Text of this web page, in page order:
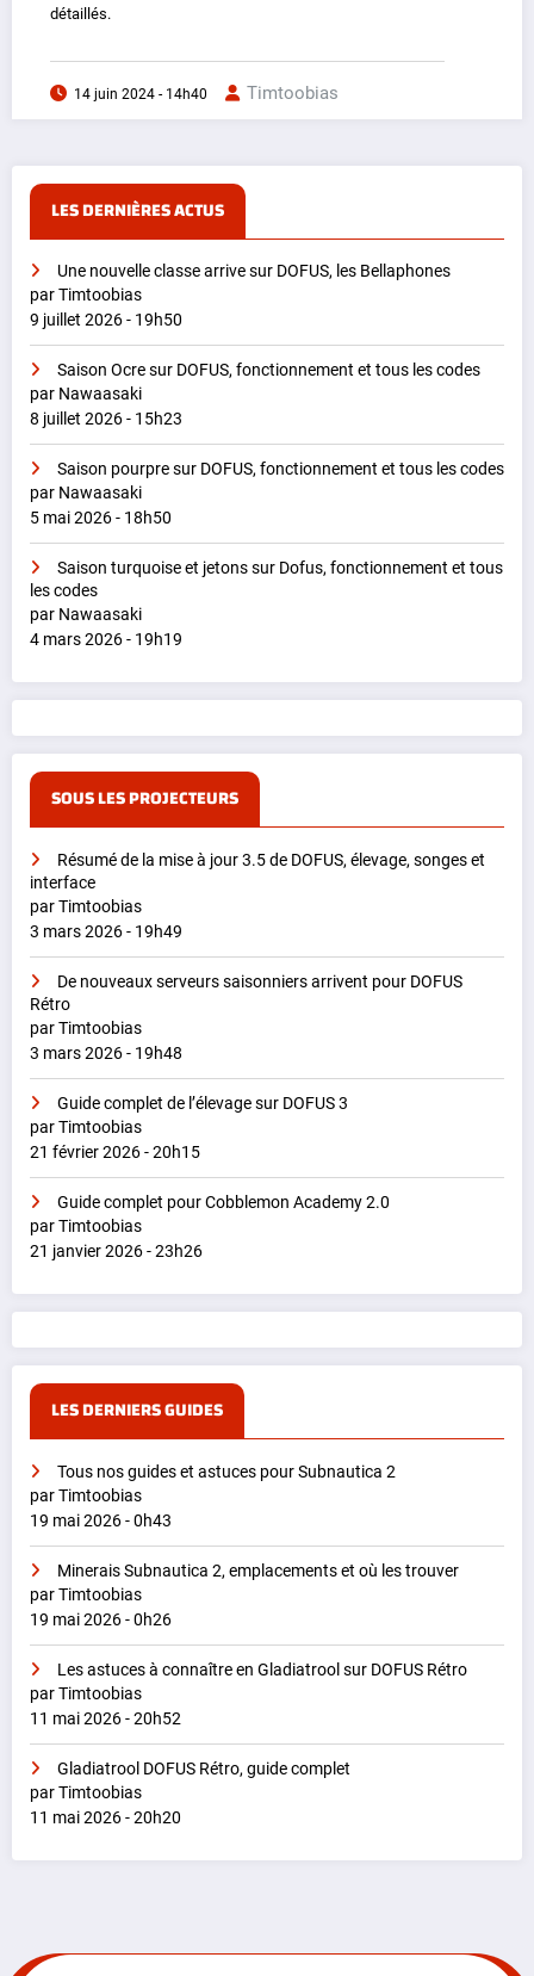
détaillés.
14 juin 2024 - 14h40 Timtoobias
LES DERNIÈRES ACTUS
Une nouvelle classe arrive sur DOFUS, les Bellaphones
par Timtoobias
9 juillet 2026 - 19h50
Saison Ocre sur DOFUS, fonctionnement et tous les codes
par Nawaasaki
8 juillet 2026 - 15h23
Saison pourpre sur DOFUS, fonctionnement et tous les codes
par Nawaasaki
5 mai 2026 - 18h50
Saison turquoise et jetons sur Dofus, fonctionnement et tous
les codes
par Nawaasaki
4 mars 2026 - 19h19
SOUS LES PROJECTEURS
Résumé de la mise à jour 3.5 de DOFUS, élevage, songes et
interface
par Timtoobias
3 mars 2026 - 19h49
De nouveaux serveurs saisonniers arrivent pour DOFUS
Rétro
par Timtoobias
3 mars 2026 - 19h48
Guide complet de l’élevage sur DOFUS 3
par Timtoobias
21 février 2026 - 20h15
Guide complet pour Cobblemon Academy 2.0
par Timtoobias
21 janvier 2026 - 23h26
LES DERNIERS GUIDES
Tous nos guides et astuces pour Subnautica 2
par Timtoobias
19 mai 2026 - 0h43
Minerais Subnautica 2, emplacements et où les trouver
par Timtoobias
19 mai 2026 - 0h26
Les astuces à connaître en Gladiatrool sur DOFUS Rétro
par Timtoobias
11 mai 2026 - 20h52
Gladiatrool DOFUS Rétro, guide complet
par Timtoobias
11 mai 2026 - 20h20